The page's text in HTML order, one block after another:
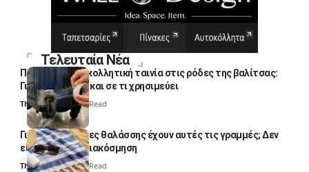
Τελευταία Νέα
Πολλοί βάζουν κολλητική ταινία στις ρόδες της βαλίτσας:
Γιατί το κάνουν και σε τι χρησιμεύει
Thali Ombre4 Min Read
Γιατί οι πετσέτες θαλάσσης έχουν αυτές τις γραμμές; Δεν
είναι μόνο για διακόσμηση
Thali Ombre5 Min Read